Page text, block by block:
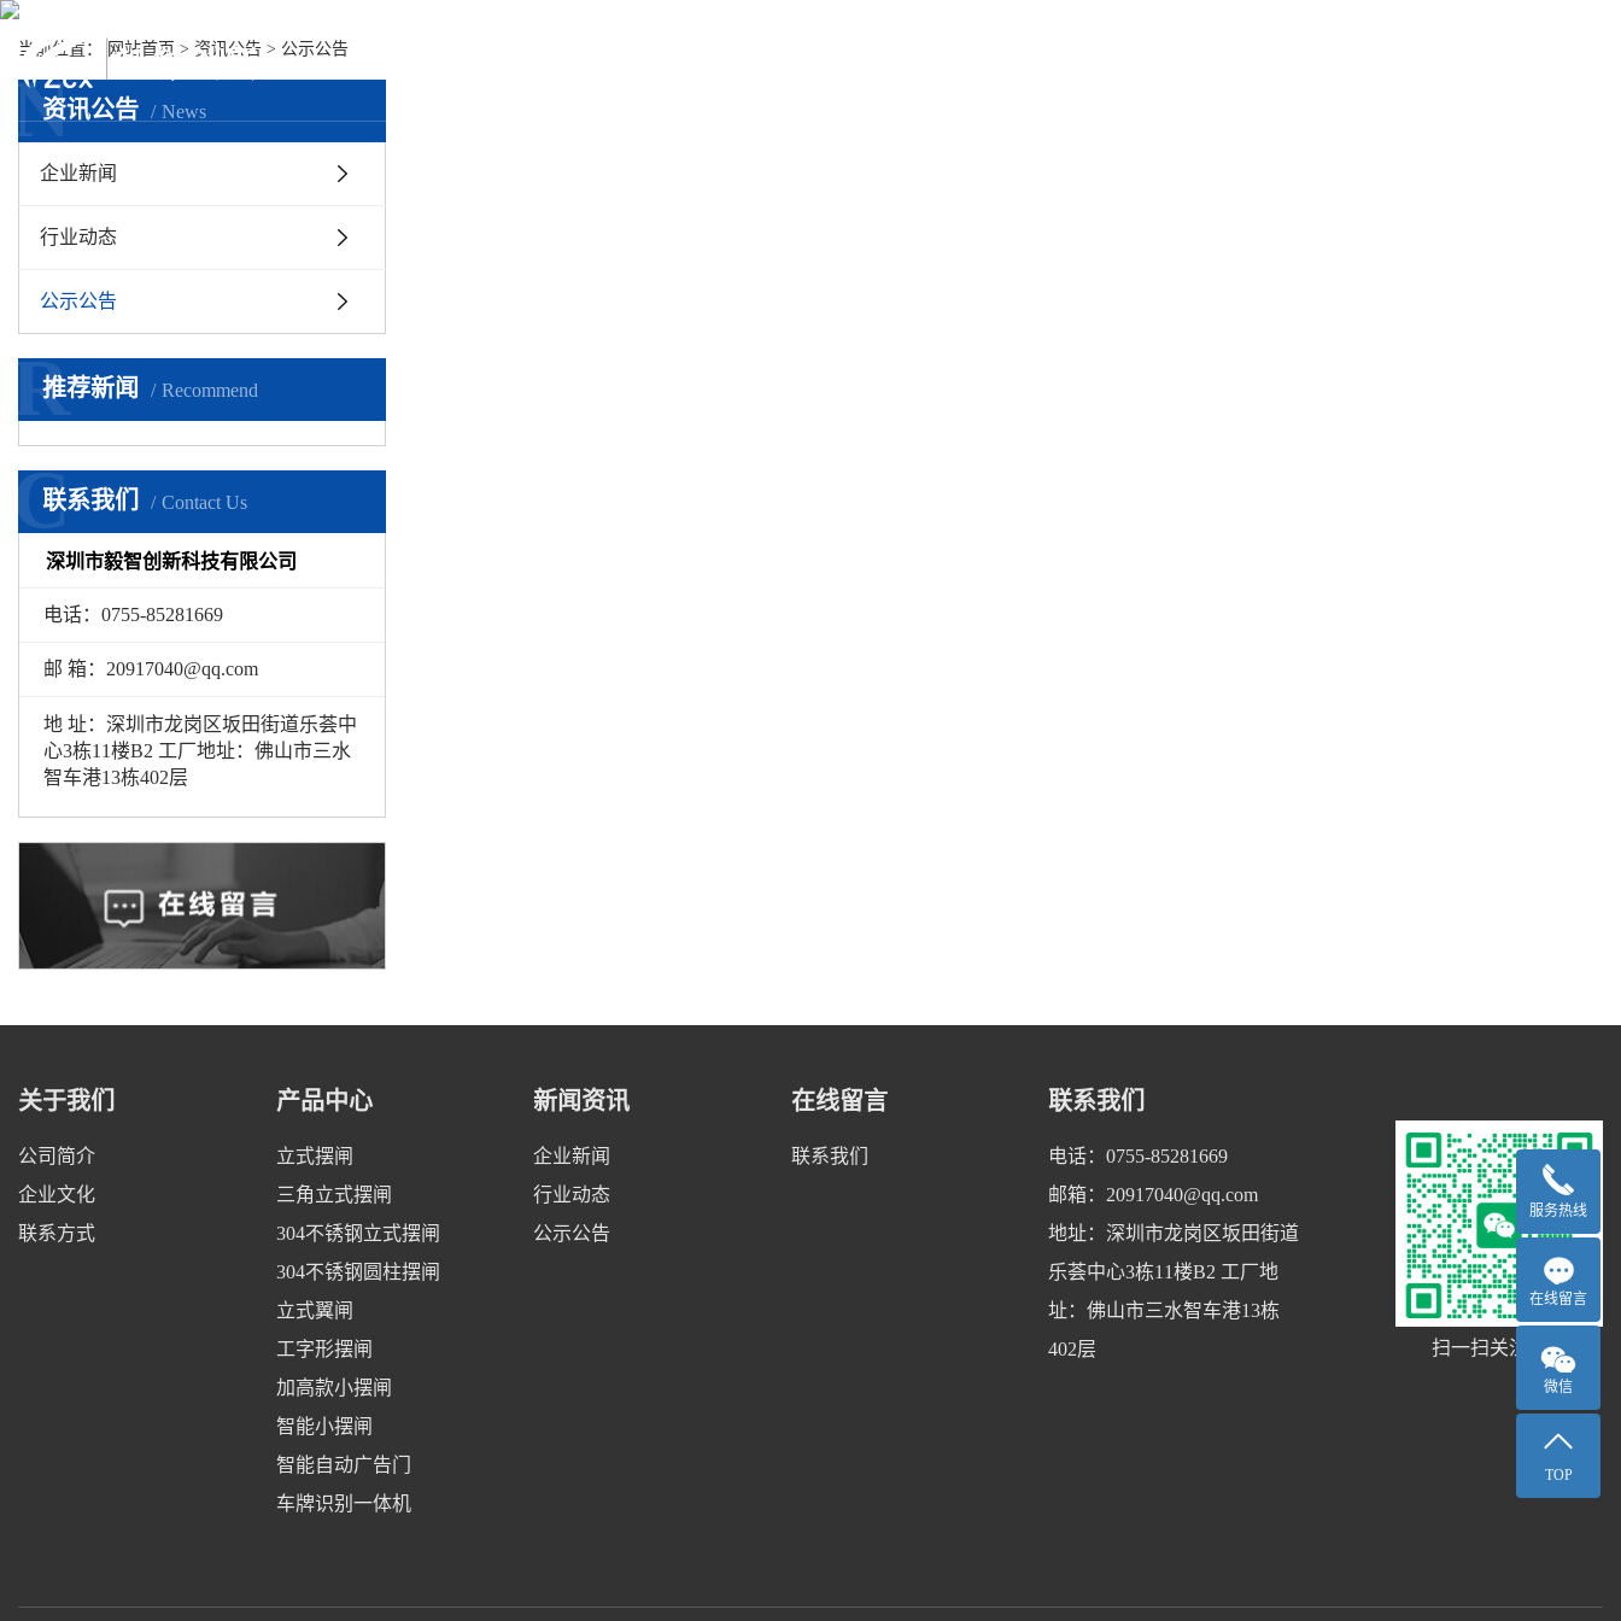
当前位置： 网站首页 > 资讯公告 > 公示公告
资讯公告 News
N
企业新闻
行业动态
公示公告
推荐新闻 Recommend
R
联系我们 Contact Us
C
深圳市毅智创新科技有限公司
电话：0755-85281669
邮 箱：20917040@qq.com
地 址：深圳市龙岗区坂田街道乐荟中
心3栋11楼B2 工厂地址：佛山市三水
智车港13栋402层
关于我们
公司简介
企业文化
联系方式
产品中心
立式摆闸
三角立式摆闸
304不锈钢立式摆闸
304不锈钢圆柱摆闸
立式翼闸
工字形摆闸
加高款小摆闸
智能小摆闸
智能自动广告门
车牌识别一体机
新闻资讯
企业新闻
行业动态
公示公告
在线留言
联系我们
联系我们
电话：0755-85281669
邮箱：20917040@qq.com
地址：深圳市龙岗区坂田街道
乐荟中心3栋11楼B2 工厂地
址：佛山市三水智车港13栋
402层
扫一扫关注我们
服务热线
在线留言
微信
TOP